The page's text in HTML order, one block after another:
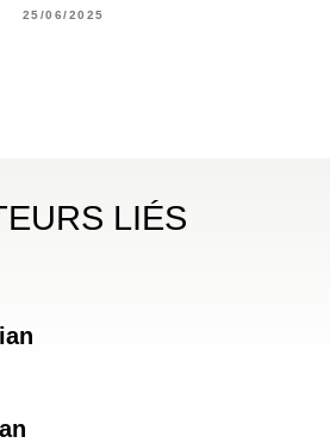
25/06/2025
LIÉS